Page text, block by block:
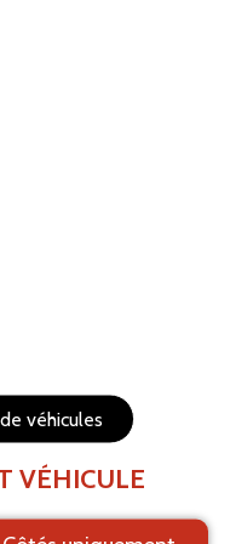
véhicules
VÉHICULE